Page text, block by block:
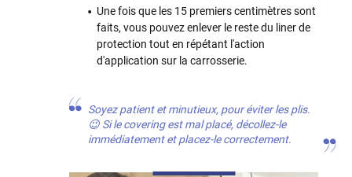
Une fois que les 15 premiers centimètres sont
faits, vous pouvez enlever le reste du liner de
protection tout en répétant l'action
d'application sur la carrosserie.
Soyez patient et minutieux, pour éviter les plis.
😉 Si le covering est mal placé, décollez-le
immédiatement et placez-le correctement.